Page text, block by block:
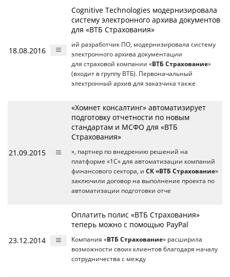
18.08.2016
Cognitive Technologies модернизировала
систему электронного архива документов
для «ВТБ Страхования»
ий разработчик ПО, модернизировала систему
электронного архива документации
для страховой компании «ВТБ Страхование»
(входит в группу ВТБ). Первоначальный
электронный архив для заказчика также
21.09.2015
«Хомнет консалтинг» автоматизирует
подготовку отчетности по новым
стандартам и МСФО для «ВТБ
Страхования»
», партнер по внедрению решений на
платформе «1С» для автоматизации компаний
финансового сектора, и СК «ВТБ Страхование»
заключили договор на выполнение проекта по
автоматизации подготовки отче
23.12.2014
Оплатить полис «ВТБ Страхования»
теперь можно с помощью PayPal
Компания «ВТБ Страхование» расширила
возможности своих клиентов благодаря началу
сотрудничества с между